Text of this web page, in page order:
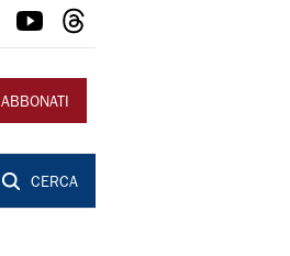
ABBONATI
CERCA